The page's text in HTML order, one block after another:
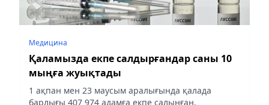
Медицина
Қаламызда екпе салдырғандар саны 10
мыңға жуықтады
1 ақпан мен 23 маусым аралығында қалада
барлығы 407 974 адамға екпе салынған.